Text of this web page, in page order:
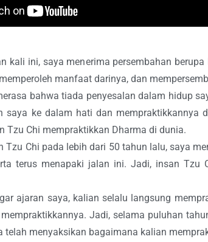
kali ini, saya menerima persembahan
manfaat darinya, dan
bahwa tiada penyesalan dalam hidup
saya ke dalam hati dan mempraktikkannya
Tzu Chi mempraktikkan Dharma di dunia.
Tzu Chi pada lebih dari 50 tahun lalu, saya
terus menapaki jalan ini. Jadi, insan
ajaran saya, kalian selalu langsung
Jadi, selama puluhan
telah menyaksikan bagaimana kalian